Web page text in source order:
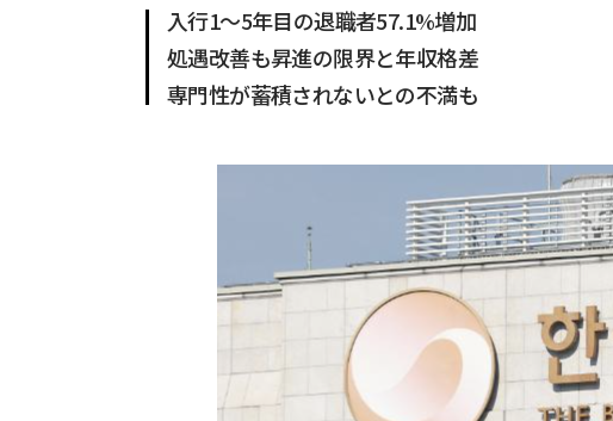
入行1～5年目の退職者57.1%増加
処遇改善も昇進の限界と年収格差
専門性が蓄積されないとの不満も